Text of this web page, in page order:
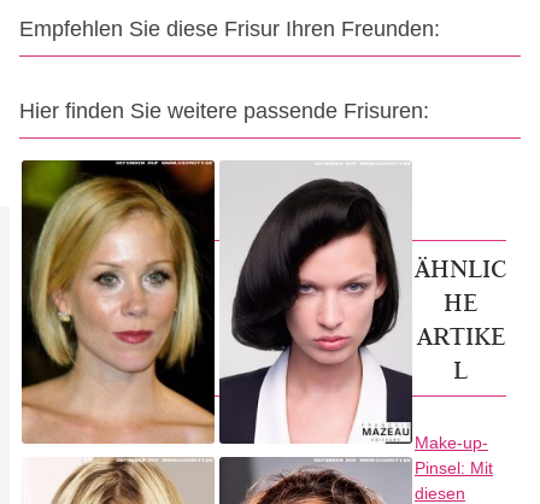
Empfehlen Sie diese Frisur Ihren Freunden:
Hier finden Sie weitere passende Frisuren:
ÄHNLIC
HE
ARTIKE
L
Make-up-
Pinsel: Mit
diesen